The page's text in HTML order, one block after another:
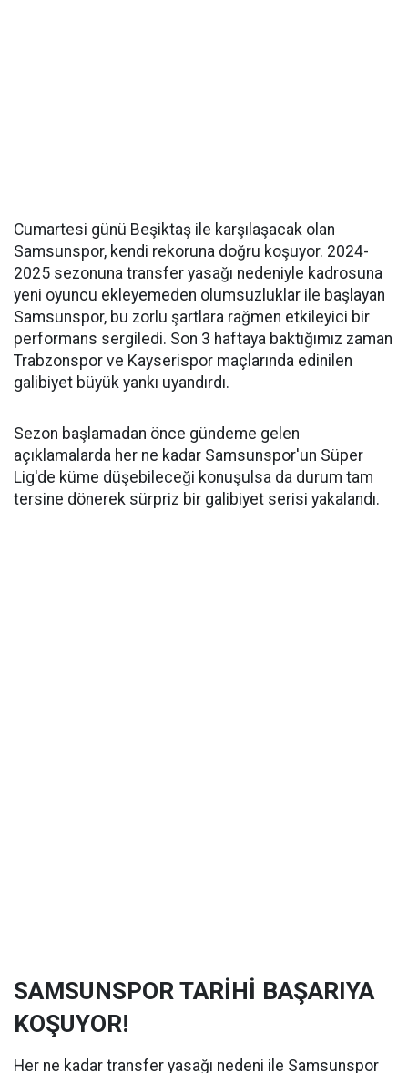
Cumartesi günü Beşiktaş ile karşılaşacak olan
Samsunspor, kendi rekoruna doğru koşuyor. 2024-
2025 sezonuna transfer yasağı nedeniyle kadrosuna
yeni oyuncu ekleyemeden olumsuzluklar ile başlayan
Samsunspor, bu zorlu şartlara rağmen etkileyici bir
performans sergiledi. Son 3 haftaya baktığımız zaman
Trabzonspor ve Kayserispor maçlarında edinilen
galibiyet büyük yankı uyandırdı.
Sezon başlamadan önce gündeme gelen
açıklamalarda her ne kadar Samsunspor'un Süper
Lig'de küme düşebileceği konuşulsa da durum tam
tersine dönerek sürpriz bir galibiyet serisi yakalandı.
SAMSUNSPOR TARİHİ BAŞARIYA
KOŞUYOR!
Her ne kadar transfer yasağı nedeni ile Samsunspor